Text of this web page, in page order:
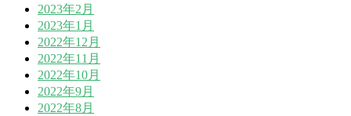
2023年2月
2023年1月
2022年12月
2022年11月
2022年10月
2022年9月
2022年8月